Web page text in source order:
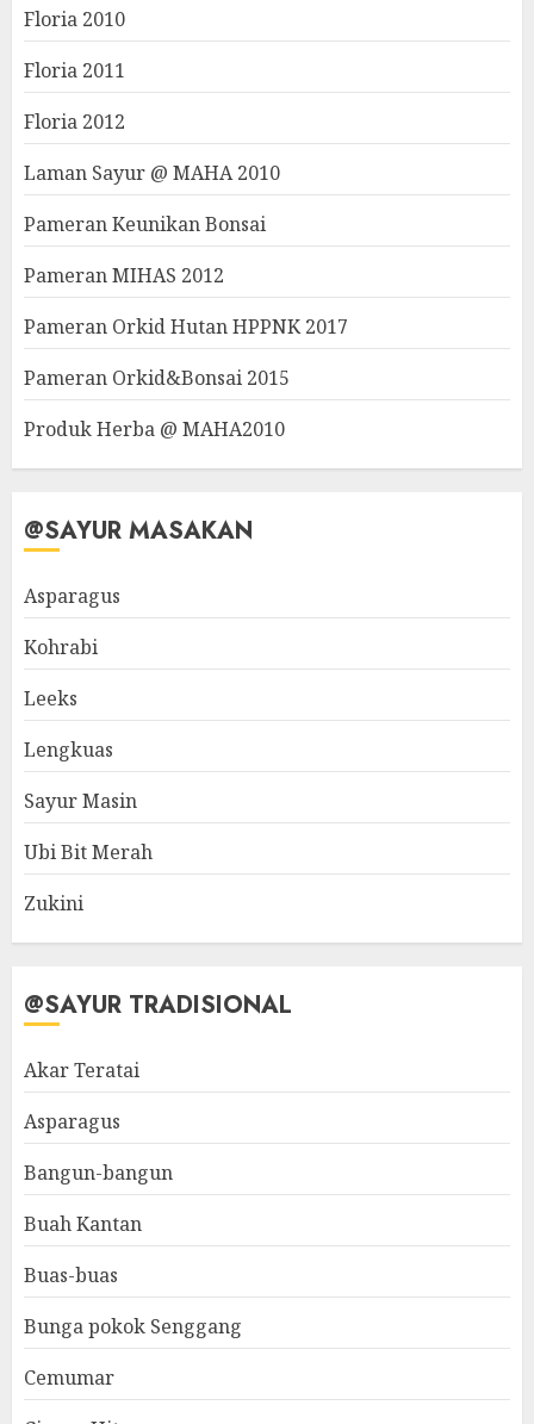
Floria 2010
Floria 2011
Floria 2012
Laman Sayur @ MAHA 2010
Pameran Keunikan Bonsai
Pameran MIHAS 2012
Pameran Orkid Hutan HPPNK 2017
Pameran Orkid&Bonsai 2015
Produk Herba @ MAHA2010
@SAYUR MASAKAN
Asparagus
Kohrabi
Leeks
Lengkuas
Sayur Masin
Ubi Bit Merah
Zukini
@SAYUR TRADISIONAL
Akar Teratai
Asparagus
Bangun-bangun
Buah Kantan
Buas-buas
Bunga pokok Senggang
Cemumar